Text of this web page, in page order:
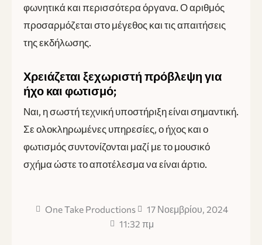
φωνητικά και περισσότερα όργανα. Ο αριθμός
προσαρμόζεται στο μέγεθος και τις απαιτήσεις
της εκδήλωσης.
Χρειάζεται ξεχωριστή πρόβλεψη για
ήχο και φωτισμό;
Ναι, η σωστή τεχνική υποστήριξη είναι σημαντική.
Σε ολοκληρωμένες υπηρεσίες, ο ήχος και ο
φωτισμός συντονίζονται μαζί με το μουσικό
σχήμα ώστε το αποτέλεσμα να είναι άρτιο.
One Take Productions
17 Νοεμβρίου, 2024
11:32 πμ